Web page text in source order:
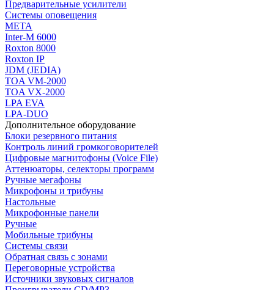
Предварительные усилители
Системы оповещения
МЕТА
Inter-M 6000
Roxton 8000
Roxton IP
JDM (JEDIA)
TOA VM-2000
TOA VX-2000
LPA EVA
LPA-DUO
Дополнительное оборудование
Блоки резервного питания
Контроль линий громкоговорителей
Цифровые магнитофоны (Voice File)
Аттенюаторы, селекторы программ
Ручные мегафоны
Микрофоны и трибуны
Настольные
Микрофонные панели
Ручные
Мобильные трибуны
Системы связи
Обратная связь с зонами
Переговорные устройства
Источники звуковых сигналов